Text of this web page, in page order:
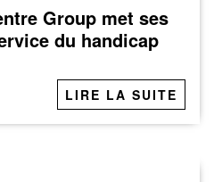
Group met ses
du handicap
LIRE LA SUITE